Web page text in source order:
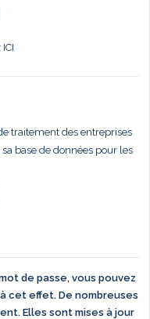
traitement des entreprises
base de données pour les
de passe, vous pouvez
cet effet. De nombreuses
Elles sont mises à jour